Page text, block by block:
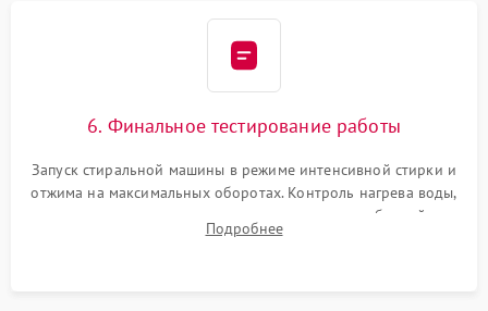
6. Финальное тестирование работы
Запуск стиральной машины в режиме интенсивной стирки и
отжима на максимальных оборотах. Контроль нагрева воды,
корректности слива, отсутствия излишних вибраций,
посторонних стуков и протечек под корпусом.
Подробнее